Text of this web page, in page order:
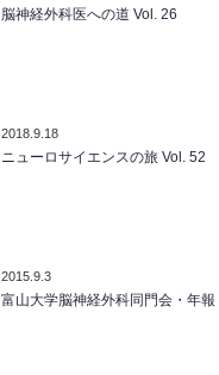
脳神経外科医への道 Vol. 26
2018.9.18
ニューロサイエンスの旅 Vol. 52
2015.9.3
富山大学脳神経外科同門会・年報